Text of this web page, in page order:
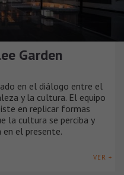
Garden
en el diálogo entre el
y la cultura. El equipo
en replicar formas
la cultura se perciba y
el presente.
VER +